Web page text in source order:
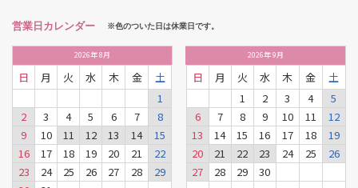
営業日カレンダー ※色のついた日は休業日です。
2026年8月
日 月 火 水 木 金
土
1
2
3 4 5 6 7
8
9
10 11 12 13 14
15
16
17 18 19 20 21
22
23
24 25 26 27 28
29
2026年9月
日 月 火 水 木 金
土
1
2 3 4
5
6
7 8 9 10 11
12
13
14 15 16 17 18
19
20
21 22 23 24 25
26
27
28 29 30